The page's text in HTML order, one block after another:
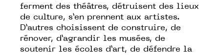
ferment des théâtres, détruisent des lieux
de culture, s’en prennent aux artistes.
D’autres choisissent de construire, de
rénover, d’agrandir les musées, de
soutenir les écoles d’art, de défendre la